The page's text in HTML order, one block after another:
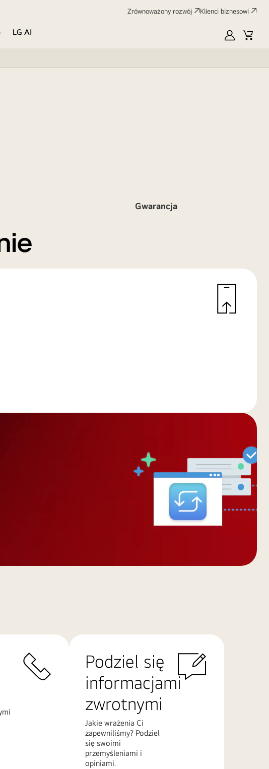
Zrównoważony rozwój Klienci biznesowi
LG AI
MyLG
Gwarancja
Podziel się
informacjami
zwrotnymi
Jakie wrażenia Ci
zapewniliśmy? Podziel
się swoimi
przemyśleniami i
opiniami.